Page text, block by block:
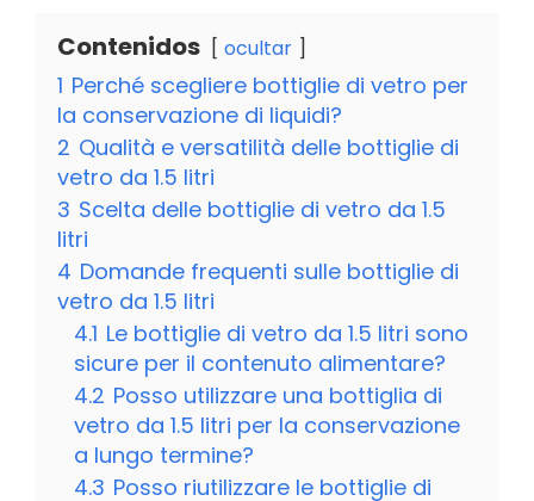
Contenidos ocultar
1 Perché scegliere bottiglie di vetro per
la conservazione di liquidi?
2 Qualità e versatilità delle bottiglie di
vetro da 1.5 litri
3 Scelta delle bottiglie di vetro da 1.5
litri
4 Domande frequenti sulle bottiglie di
vetro da 1.5 litri
4.1 Le bottiglie di vetro da 1.5 litri sono
sicure per il contenuto alimentare?
4.2 Posso utilizzare una bottiglia di
vetro da 1.5 litri per la conservazione
a lungo termine?
4.3 Posso riutilizzare le bottiglie di